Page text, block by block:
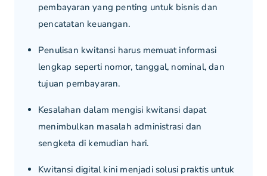
pembayaran yang penting untuk bisnis dan
pencatatan keuangan.
Penulisan kwitansi harus memuat informasi
lengkap seperti nomor, tanggal, nominal, dan
tujuan pembayaran.
Kesalahan dalam mengisi kwitansi dapat
menimbulkan masalah administrasi dan
sengketa di kemudian hari.
Kwitansi digital kini menjadi solusi praktis untuk